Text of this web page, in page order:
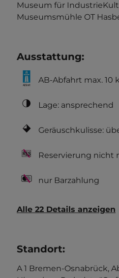
Museum für
Museumsmühle OT
Ausstattung:
AB-Abfahrt max. 10
Lage: ansprechend
Geräuschkulisse:
Reservierung nicht
nur Barzahlung
Alle 22 Details anzeigen
Standort:
A 1 Bremen-Osnabrück,